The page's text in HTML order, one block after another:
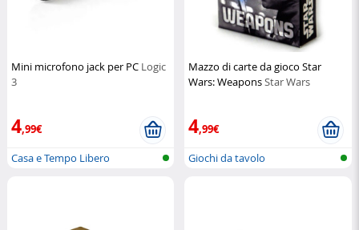
Mini microfono jack per PC Logic
3
4,99€
Casa e Tempo Libero
Mazzo di carte da gioco Star
Wars: WeaponsStar Wars
4,99€
Giochi da tavolo